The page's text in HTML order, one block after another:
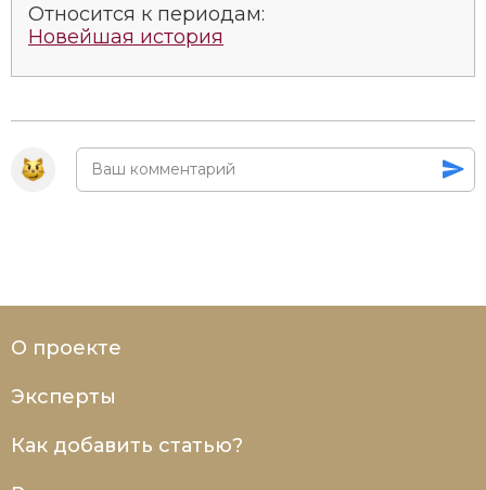
Относится к периодам:
Новейшая история
О проекте
Эксперты
Как добавить статью?